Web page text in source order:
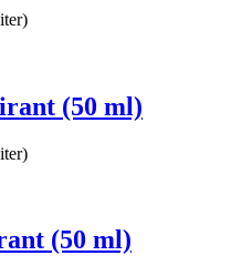
(50 ml)
(50 ml)